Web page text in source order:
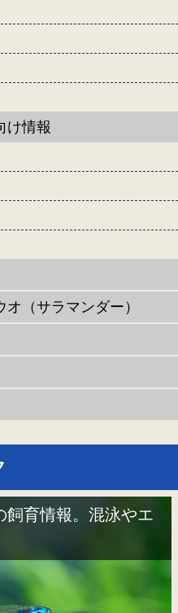
け情報
（サラマンダー）
飼育情報。混泳やエ